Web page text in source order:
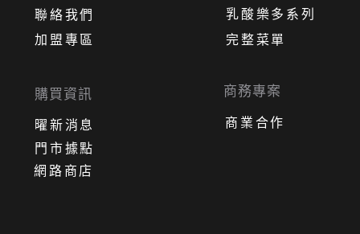
網路商店
門市據點
曜新消息
購買資訊
聯絡我們
加盟專區
商務專案
商業合作
乳酸樂多系列
完整菜單